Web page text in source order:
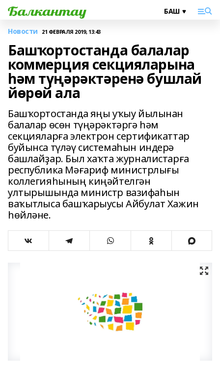
Новости 21 ФЕВРАЛЯ 2019, 13:43
Башҡортостанда балалар
коммерция секцияларына
һәм түңәрәктәренә бушлай
йөрөй ала
Башҡортостанда яңы уҡыу йылынан
балалар өсөн түңәрәктәргә һәм
секцияларға электрон сертификаттар
буйынса түләү системаһын индерә
башлайҙар. Был хаҡта журналистарға
республика Мәғариф министрлығы
коллегияһының киңәйтелгән
ултырышында министр вазифаһын
ваҡытлыса башҡарыусы Айбулат Хажин
һөйләне.